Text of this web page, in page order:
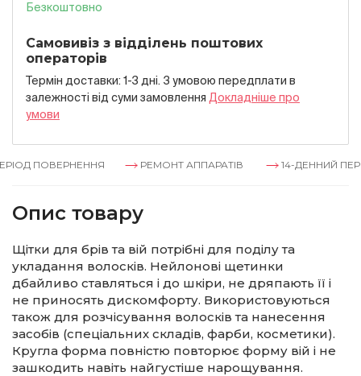
Безкоштовно
Самовивіз з відділень поштових
операторів
Термін доставки: 1-3 дні. З умовою передплати в
залежностi вiд суми замовлення Докладнiше про
умови
ПОВЕРНЕННЯ РЕМОНТ АППАРАТІВ 14-ДЕННИЙ
Опис товару
Щітки для брів та вій потрібні для поділу та
укладання волосків. Нейлонові щетинки
дбайливо ставляться і до шкіри, не дряпають її і
не приносять дискомфорту. Використовуються
також для розчісування волосків та нанесення
засобів (спеціальних складів, фарби, косметики).
Кругла форма повністю повторює форму вій і не
зашкодить навіть найгустіше нарощування.